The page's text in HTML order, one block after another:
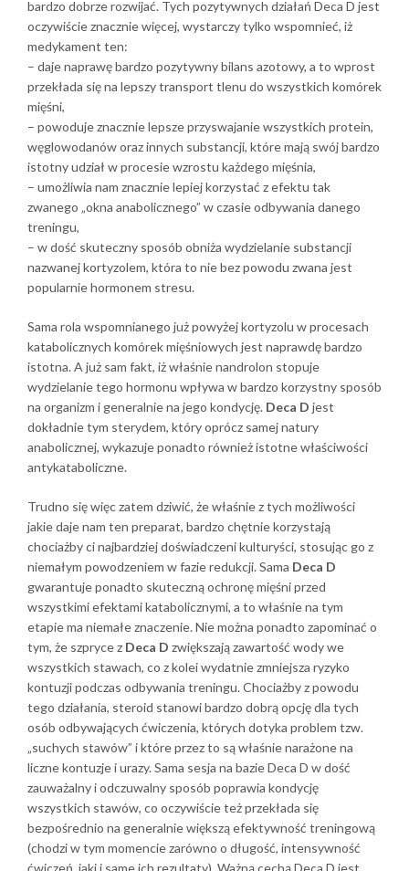
bardzo dobrze rozwijać. Tych pozytywnych działań Deca D jest
oczywiście znacznie więcej, wystarczy tylko wspomnieć, iż
medykament ten:
– daje naprawę bardzo pozytywny bilans azotowy, a to wprost
przekłada się na lepszy transport tlenu do wszystkich komórek
mięśni,
– powoduje znacznie lepsze przyswajanie wszystkich protein,
węglowodanów oraz innych substancji, które mają swój bardzo
istotny udział w procesie wzrostu każdego mięśnia,
– umożliwia nam znacznie lepiej korzystać z efektu tak
zwanego „okna anabolicznego” w czasie odbywania danego
treningu,
– w dość skuteczny sposób obniża wydzielanie substancji
nazwanej kortyzolem, która to nie bez powodu zwana jest
popularnie hormonem stresu.
Sama rola wspomnianego już powyżej kortyzolu w procesach
katabolicznych komórek mięśniowych jest naprawdę bardzo
istotna. A już sam fakt, iż właśnie nandrolon stopuje
wydzielanie tego hormonu wpływa w bardzo korzystny sposób
na organizm i generalnie na jego kondycję. Deca D jest
dokładnie tym sterydem, który oprócz samej natury
anabolicznej, wykazuje ponadto również istotne właściwości
antykataboliczne.
Trudno się więc zatem dziwić, że właśnie z tych możliwości
jakie daje nam ten preparat, bardzo chętnie korzystają
chociażby ci najbardziej doświadczeni kulturyści, stosując go z
niemałym powodzeniem w fazie redukcji. Sama Deca D
gwarantuje ponadto skuteczną ochronę mięśni przed
wszystkimi efektami katabolicznymi, a to właśnie na tym
etapie ma niemałe znaczenie. Nie można ponadto zapominać o
tym, że szpryce z Deca D zwiększają zawartość wody we
wszystkich stawach, co z kolei wydatnie zmniejsza ryzyko
kontuzji podczas odbywania treningu. Chociażby z powodu
tego działania, steroid stanowi bardzo dobrą opcję dla tych
osób odbywających ćwiczenia, których dotyka problem tzw.
„suchych stawów” i które przez to są właśnie narażone na
liczne kontuzje i urazy. Sama sesja na bazie Deca D w dość
zauważalny i odczuwalny sposób poprawia kondycję
wszystkich stawów, co oczywiście też przekłada się
bezpośrednio na generalnie większą efektywność treningową
(chodzi w tym momencie zarówno o długość, intensywność
ćwiczeń, jaki i same ich rezultaty). Ważną cechą Deca D jest